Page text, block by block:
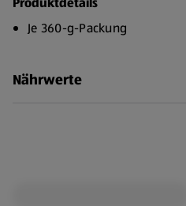
Je 360-g-Packung
Nährwerte